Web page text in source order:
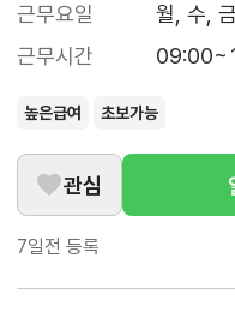
근무요일
월, 수,
근무시간
높은급여 초보가능
관심
7일전 등록